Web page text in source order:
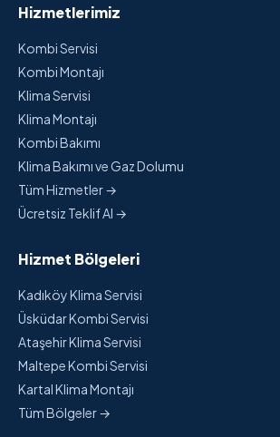
Hizmetlerimiz
Kombi Servisi
Kombi Montajı
Klima Servisi
Klima Montajı
Kombi Bakımı
Klima Bakımı ve Gaz Dolumu
Tüm Hizmetler →
Ücretsiz Teklif Al →
Hizmet Bölgeleri
Kadıköy Klima Servisi
Üsküdar Kombi Servisi
Ataşehir Klima Servisi
Maltepe Kombi Servisi
Kartal Klima Montajı
Tüm Bölgeler →